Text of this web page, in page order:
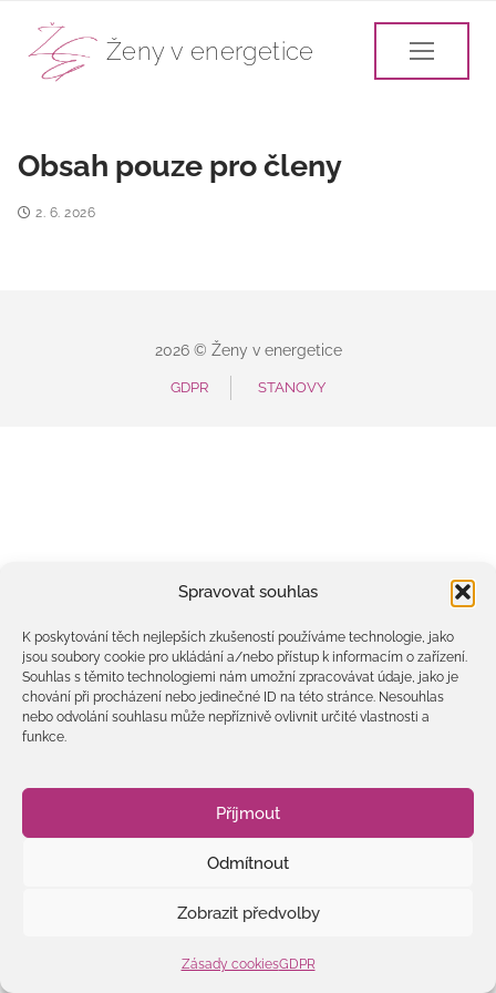
Spravovat souhlas
K poskytování těch nejlepších zkušeností používáme technologie, jako
jsou soubory cookie pro ukládání a/nebo přístup k informacím o zařízení.
Souhlas s těmito technologiemi nám umožní zpracovávat údaje, jako je
chování při procházení nebo jedinečné ID na této stránce. Nesouhlas
nebo odvolání souhlasu může nepříznivě ovlivnit určité vlastnosti a
funkce.
Příjmout
Odmítnout
Zobrazit předvolby
Zásady cookiesGDPR
Ženy v energetice
Obsah pouze pro členy
2. 6. 2026
2026 © Ženy v energetice
GDPR STANOVY